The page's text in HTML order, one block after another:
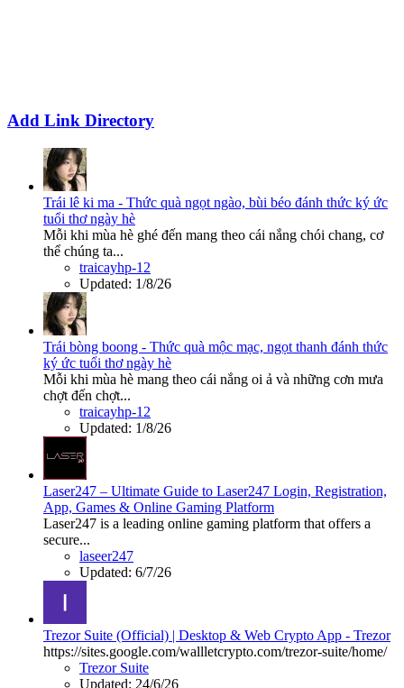
Add Link Directory
Trái lê ki ma - Thức quà ngọt ngào, bùi béo đánh thức ký ức
tuổi thơ ngày hè
Mỗi khi mùa hè ghé đến mang theo cái nắng chói chang, cơ
thể chúng ta...
traicayhp-12
Updated: 1/8/26
Trái bòng boong - Thức quà mộc mạc, ngọt thanh đánh thức
ký ức tuổi thơ ngày hè
Mỗi khi mùa hè mang theo cái nắng oi ả và những cơn mưa
chợt đến chợt...
traicayhp-12
Updated: 1/8/26
Laser247 – Ultimate Guide to Laser247 Login, Registration,
App, Games & Online Gaming Platform
Laser247 is a leading online gaming platform that offers a
secure...
laseer247
Updated: 6/7/26
Trezor Suite (Official) | Desktop & Web Crypto App - Trezor
https://sites.google.com/wallletcrypto.com/trezor-suite/home/
Trezor Suite
Updated: 24/6/26